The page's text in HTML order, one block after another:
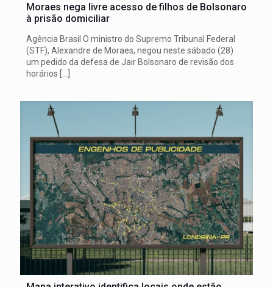
Moraes nega livre acesso de filhos de Bolsonaro
à prisão domiciliar
Agência Brasil O ministro do Supremo Tribunal Federal
(STF), Alexandre de Moraes, negou neste sábado (28)
um pedido da defesa de Jair Bolsonaro de revisão dos
horários […]